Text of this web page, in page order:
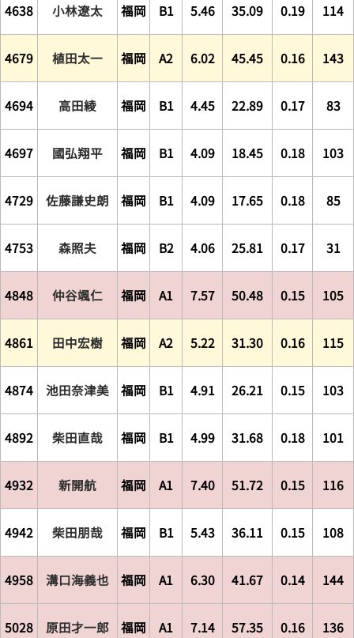
4638 小林遼太 福岡 B1 5.46 35.09 0.19 114
4679 植田太一 福岡 A2 6.02 45.45 0.16 143
4694 高田綾 福岡 B1 4.45 22.89 0.17 83
4697 國弘翔平 福岡 B1 4.09 18.45 0.18 103
4729 佐藤謙史朗 福岡 B1 4.09 17.65 0.18 85
4753 森照夫 福岡 B2 4.06 25.81 0.17 31
4848 仲谷颯仁 福岡 A1 7.57 50.48 0.15 105
4861 田中宏樹 福岡 A2 5.22 31.30 0.16 115
4874 池田奈津美 福岡 B1 4.91 26.21 0.15 103
4892 柴田直哉 福岡 B1 4.99 31.68 0.18 101
4932 新開航 福岡 A1 7.40 51.72 0.15 116
4942 柴田朋哉 福岡 B1 5.43 36.11 0.15 108
4958 溝口海義也 福岡 A1 6.30 41.67 0.14 144
5028 原田才一郎 福岡 A1 7.14 57.35 0.16 136